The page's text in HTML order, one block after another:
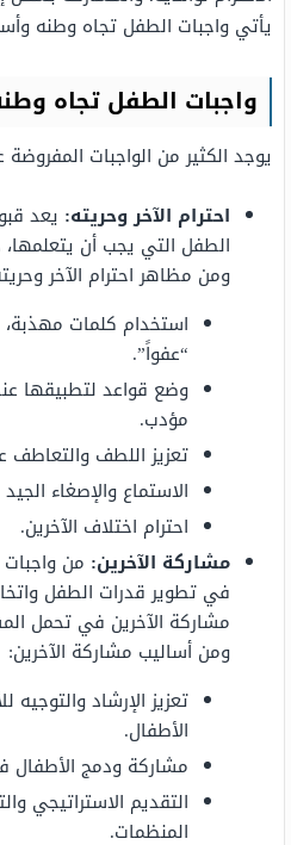
يأتي واجبات الطفل تجاه وطنه
واجبات الطفل تجاه
يوجد الكثير من الواجبات
احترام الآخر وحريته: يعد
الطفل التي يجب أن
ومن مظاهر احترام الآخر
استخدام كلمات
“عفواً”.
وضع قواعد لتطبيقها
مؤدب.
تعزيز اللطف والتعاطف
الاستماع والإصغاء
احترام اختلاف الآخرين.
مشاركة الآخرين: من
في تطوير قدرات الطفل
مشاركة الآخرين في تحمل
ومن أساليب مشاركة الآخرين:
تعزيز الإرشاد
الأطفال.
مشاركة ودمج الأطفال
التقديم الاستراتيجي
المنظمات.